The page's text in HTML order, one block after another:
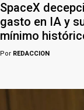
SpaceX
gasto en IA y
mínimo
Por REDACCION